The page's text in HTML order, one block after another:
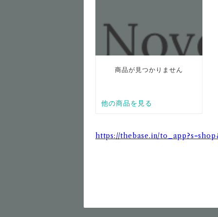
https://thebase.in/